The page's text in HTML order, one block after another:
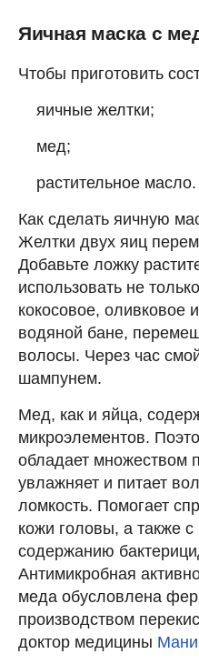
Яичная маска с
Чтобы приготовить
яичные желтки;
мед;
растительное масло.
Как сделать яичную
Желтки двух яиц
Добавьте ложку
использовать не
кокосовое, оливковое
водяной бане,
волосы. Через час
шампунем.
Мед, как и яйца,
микроэлементов.
обладает множеством
увлажняет и питает
ломкость. Помогает
кожи головы, а также
содержанию
Антимикробная
меда обусловлена
производством
доктор медицины